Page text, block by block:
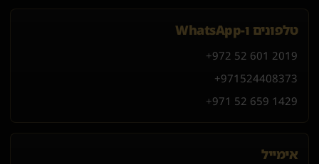
טלפונים ו-WhatsApp
+972 52 601 2019
+971 524408373
+971 52 659 1429
אימייל